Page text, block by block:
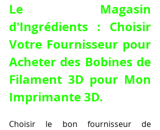
Le Magasin
d'Ingrédients : Choisir
Acheter des Bobines de
Filament 3D pour Mon
Imprimante 3D.